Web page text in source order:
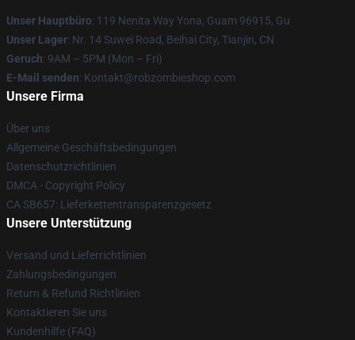
Unser Hauptbüro: 119 Nenita Way Yona, Guam 96915, Gu
Unser Lager: Nr. 14 Suwei Road, Beihai City, Tianjin, CN
Geruch: 9AM – 5PM (Mon – Fri)
E-Mail senden: Kontakt@robzombieshop.com
Unsere Firma
Über uns
Allgemeine Geschäftsbedingungen
Datenschutzrichtlinien
DMCA - Copyright Policy
CA SB657: Lieferkettentransparenzgesetz
Unsere Unterstützung
Versand und Lieferrichtlinien
Zahlungsbedingungen
Return & Refund Richtlinien
Kontaktieren Sie uns
Kundenhilfe (FAQ)